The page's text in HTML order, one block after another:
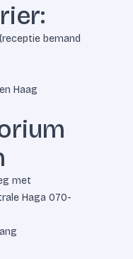
bemand
Haag
met
Haga070-